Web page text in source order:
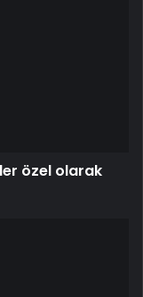
özel olarak